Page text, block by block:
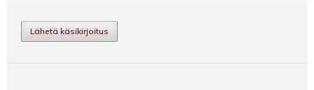
Lähetä käsikirjoitus